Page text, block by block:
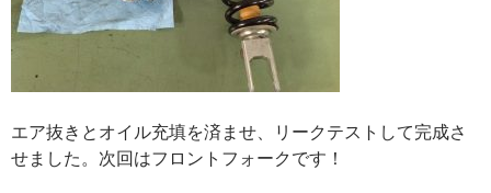
エア抜きとオイル充填を済ませ、リークテストして完成さ
せました。次回はフロントフォークです！